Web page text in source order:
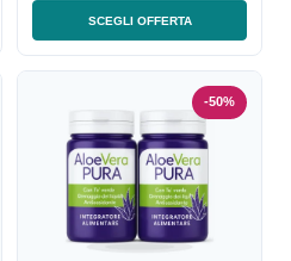
SCEGLI OFFERTA
-50%